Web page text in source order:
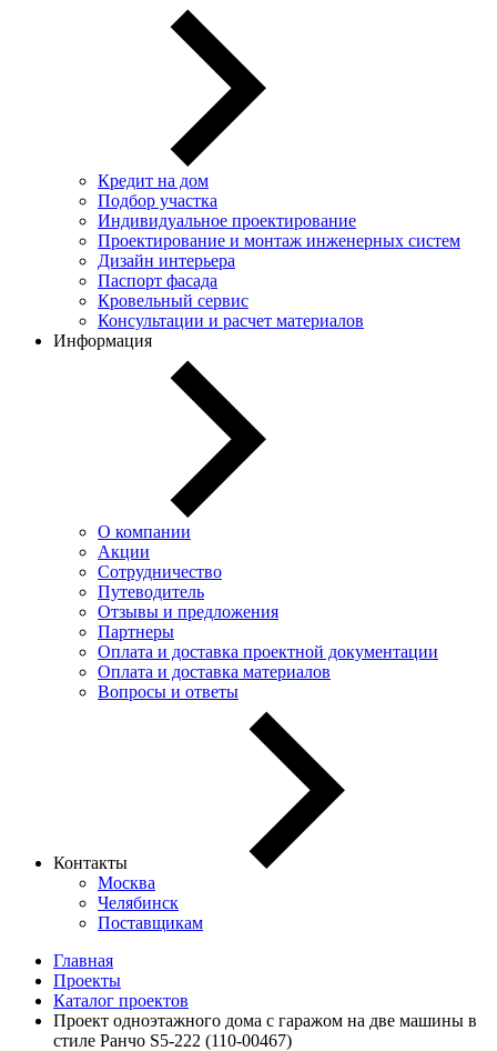
Кредит на дом
Подбор участка
Индивидуальное проектирование
Проектирование и монтаж инженерных систем
Дизайн интерьера
Паспорт фасада
Кровельный сервис
Консультации и расчет материалов
Информация
О компании
Акции
Сотрудничество
Путеводитель
Отзывы и предложения
Партнеры
Оплата и доставка проектной документации
Оплата и доставка материалов
Вопросы и ответы
Контакты
Москва
Челябинск
Поставщикам
Главная
Проекты
Каталог проектов
Проект одноэтажного дома с гаражом на две машины в
стиле Ранчо S5-222 (110-00467)